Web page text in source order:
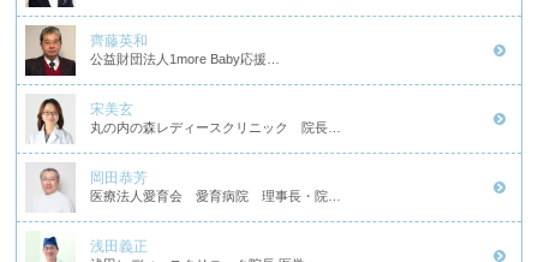
齊藤英和
公益財団法人1more Baby応援…
宋美玄
丸の内の森レディースクリニック 院長…
岡田恭芳
医療法人愛育会 愛育病院 理事長・院…
浅田義正